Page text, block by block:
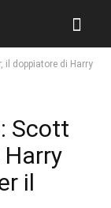
il doppiatore di Harry
Scott
il